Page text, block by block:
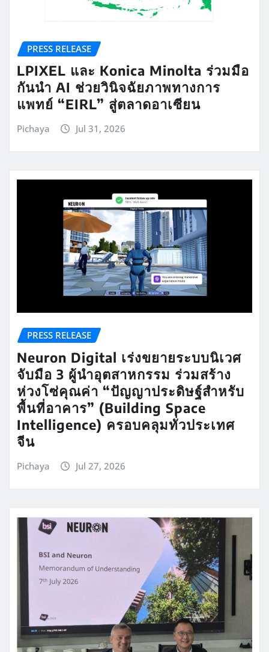
PRESS RELEASE
LPIXEL และ Konica Minolta ร่วมมือ
กันนำ AI ช่วยวินิจฉัยภาพทางการ
แพทย์ “EIRL” สู่ตลาดอาเซียน
Pichaya Jul 31, 2026
PRESS RELEASE
Neuron Digital เร่งขยายระบบนิเวศ
จับมือ 3 ผู้นำอุตสาหกรรม ร่วมสร้าง
ห่วงโซ่คุณค่า “ปัญญาประดิษฐ์สำหรับ
พื้นที่อาคาร” (Building Space
Intelligence) ครอบคลุมทั่วประเทศ
จีน
Pichaya Jul 27, 2026